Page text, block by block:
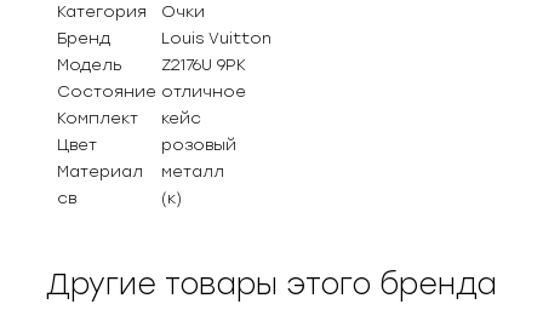
Категория
Очки
Бренд
Louis Vuitton
Модель
Z2176U 9PK
Состояние отличное
Комплект
кейс
Цвет
розовый
Материал
металл
св
(к)
Другие товары этого бренда